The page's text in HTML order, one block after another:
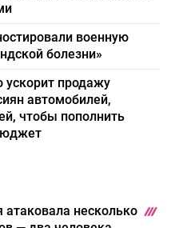
военную
болезни»
ускорит продажу
автомобилей,
чтобы пополнить